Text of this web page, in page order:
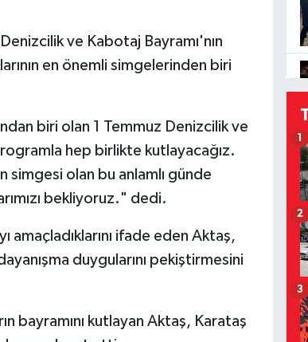
ve Kabotaj Bayramı'nın
en önemli simgelerinden biri
biri olan 1 Temmuz Denizcilik ve
hep birlikte kutlayacağız.
simgesi olan bu anlamlı günde
bekliyoruz." dedi.
amaçladıklarını ifade eden Aktaş,
duygularını pekiştirmesini
bayramını kutlayan Aktaş, Karataş
1
2
3